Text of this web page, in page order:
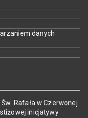
danych
Rafała w Czerwonej
inicjatywy